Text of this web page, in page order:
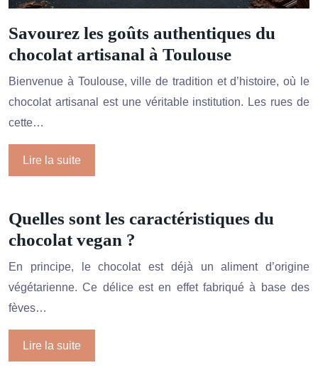
Savourez les goûts authentiques du
chocolat artisanal à Toulouse
Bienvenue à Toulouse, ville de tradition et d’histoire, où le
chocolat artisanal est une véritable institution. Les rues de
cette…
Lire la suite
Quelles sont les caractéristiques du
chocolat vegan ?
En principe, le chocolat est déjà un aliment d’origine
végétarienne. Ce délice est en effet fabriqué à base des
fèves…
Lire la suite